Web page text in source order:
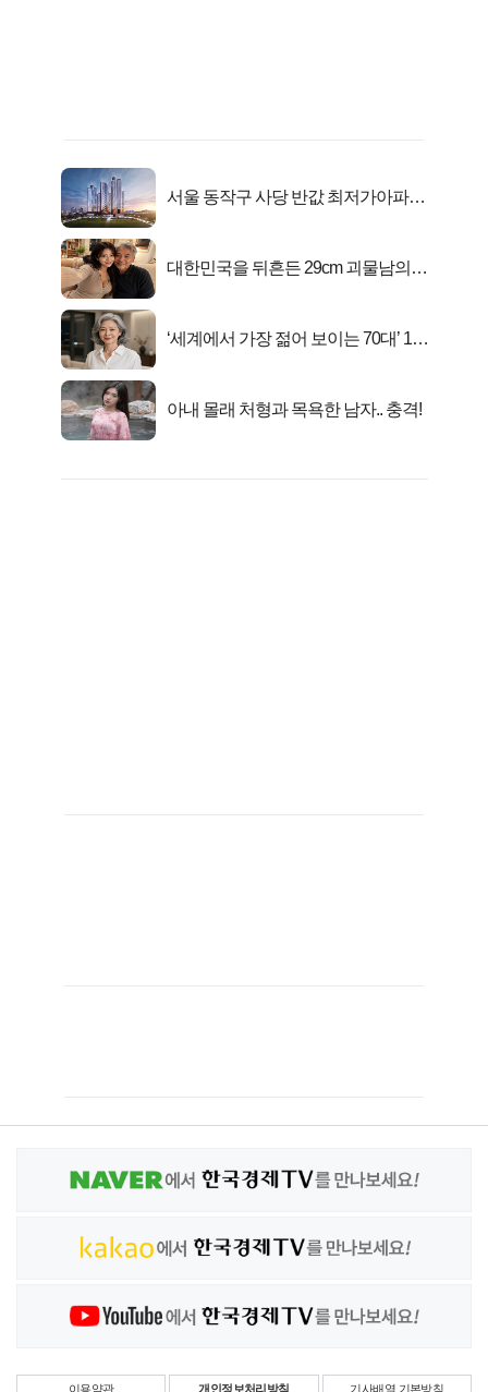
서울 동작구 사당 반값 최저가아파트
대한민국을 뒤흔든 29cm 괴물남의
‘세계에서 가장 젊어 보이는 70대’ 1위
아내 몰래 처형과 목욕한 남자.. 충격!
이용약관 개인정보처리방침 기사배열 기본방침